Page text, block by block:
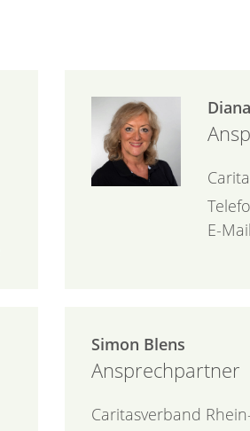
Diana
E-
Simon Blens
Ansprechpartner
Caritasverband